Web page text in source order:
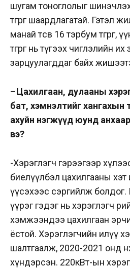
шугам тоноглолыг
төгрөг шаардлагатай. Гэтэл
манай төсөв 16 тэрбум төгрөг,
төгрөг нь түгээх чиглэлийн
зарцуулагддаг байх
–Цахилгаан, дулааны
бат, хэмнэлтийг хангахын
ахуйн нэгжүүд юунд
вэ?
-Хэрэглэгч гэрээгээр
биелүүлбэл цахилгааны хэт
үүсэхээс сэргийлж болдог.
үүрэг гэдэг нь хэрэглэгч
хэмжээндээ цахилгаан
ёстой. Хэрэглэгчийн илүү
шалтгаалж, 2020-2021 онд
хүндэрсэн. 220кВт-ын